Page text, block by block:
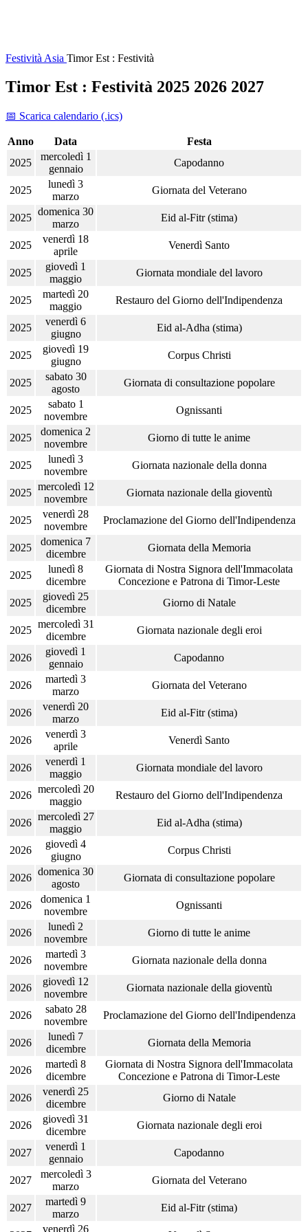
Festività Asia Timor Est : Festività
Timor Est : Festività 2025 2026 2027
📅 Scarica calendario (.ics)
Anno Data
Festa
2025
mercoledì 1
gennaio
Capodanno
2025
lunedì 3
marzo
Giornata del Veterano
2025
domenica 30
marzo
Eid al-Fitr (stima)
2025
venerdì 18
aprile
Venerdì Santo
2025
giovedì 1
maggio
Giornata mondiale del lavoro
2025
martedì 20
maggio
Restauro del Giorno dell'Indipendenza
2025
venerdì 6
giugno
Eid al-Adha (stima)
2025
giovedì 19
giugno
Corpus Christi
2025
sabato 30
agosto
Giornata di consultazione popolare
2025
sabato 1
novembre
Ognissanti
2025
domenica 2
novembre
Giorno di tutte le anime
2025
lunedì 3
novembre
Giornata nazionale della donna
2025
mercoledì 12
novembre
Giornata nazionale della gioventù
2025
venerdì 28
novembre
Proclamazione del Giorno dell'Indipendenza
2025
domenica 7
dicembre
Giornata della Memoria
2025
lunedì 8
dicembre
Giornata di Nostra Signora dell'Immacolata
Concezione e Patrona di Timor-Leste
2025
giovedì 25
dicembre
Giorno di Natale
2025
mercoledì 31
dicembre
Giornata nazionale degli eroi
2026
giovedì 1
gennaio
Capodanno
2026
martedì 3
marzo
Giornata del Veterano
2026
venerdì 20
marzo
Eid al-Fitr (stima)
2026
venerdì 3
aprile
Venerdì Santo
2026
venerdì 1
maggio
Giornata mondiale del lavoro
2026
mercoledì 20
maggio
Restauro del Giorno dell'Indipendenza
2026
mercoledì 27
maggio
Eid al-Adha (stima)
2026
giovedì 4
giugno
Corpus Christi
2026
domenica 30
agosto
Giornata di consultazione popolare
2026
domenica 1
novembre
Ognissanti
2026
lunedì 2
novembre
Giorno di tutte le anime
2026
martedì 3
novembre
Giornata nazionale della donna
2026
giovedì 12
novembre
Giornata nazionale della gioventù
2026
sabato 28
novembre
Proclamazione del Giorno dell'Indipendenza
2026
lunedì 7
dicembre
Giornata della Memoria
2026
martedì 8
dicembre
Giornata di Nostra Signora dell'Immacolata
Concezione e Patrona di Timor-Leste
2026
venerdì 25
dicembre
Giorno di Natale
2026
giovedì 31
dicembre
Giornata nazionale degli eroi
2027
venerdì 1
gennaio
Capodanno
2027
mercoledì 3
marzo
Giornata del Veterano
2027
martedì 9
marzo
Eid al-Fitr (stima)
venerdì 26